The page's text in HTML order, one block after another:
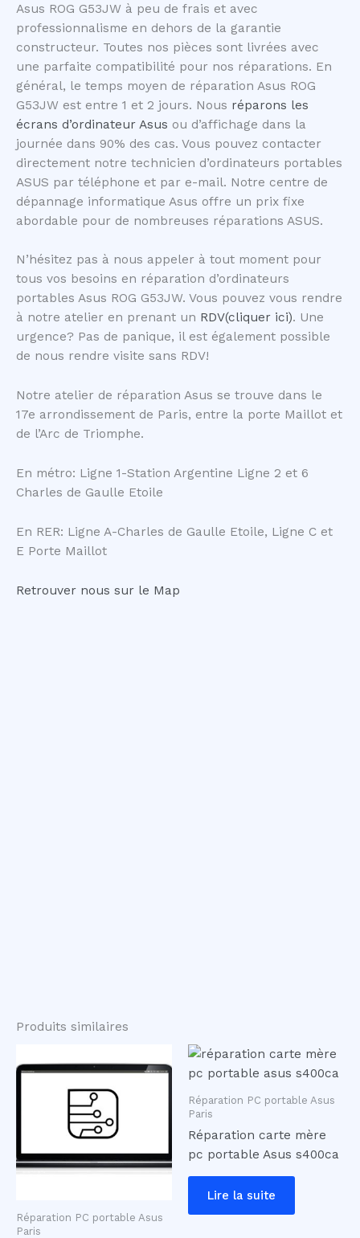
Asus ROG G53JW à peu de frais et avec
professionnalisme en dehors de la garantie
constructeur. Toutes nos pièces sont livrées avec
une parfaite compatibilité pour nos réparations. En
général, le temps moyen de réparation Asus ROG
G53JW est entre 1 et 2 jours. Nous réparons les
écrans d’ordinateur Asus ou d’affichage dans la
journée dans 90% des cas. Vous pouvez contacter
directement notre technicien d’ordinateurs portables
ASUS par téléphone et par e-mail. Notre centre de
dépannage informatique Asus offre un prix fixe
abordable pour de nombreuses réparations ASUS.
N’hésitez pas à nous appeler à tout moment pour
tous vos besoins en réparation d’ordinateurs
portables Asus ROG G53JW. Vous pouvez vous rendre
à notre atelier en prenant un RDV(cliquer ici). Une
urgence? Pas de panique, il est également possible
de nous rendre visite sans RDV!
Notre atelier de réparation Asus se trouve dans le
17e arrondissement de Paris, entre la porte Maillot et
de l’Arc de Triomphe.
En métro: Ligne 1-Station Argentine Ligne 2 et 6
Charles de Gaulle Etoile
En RER: Ligne A-Charles de Gaulle Etoile, Ligne C et
E Porte Maillot
Retrouver nous sur le Map
Produits similaires
Réparation PC portable Asus
Paris
Réparation PC portable Asus
Paris
Réparation carte mère
pc portable Asus s400ca
Lire la suite